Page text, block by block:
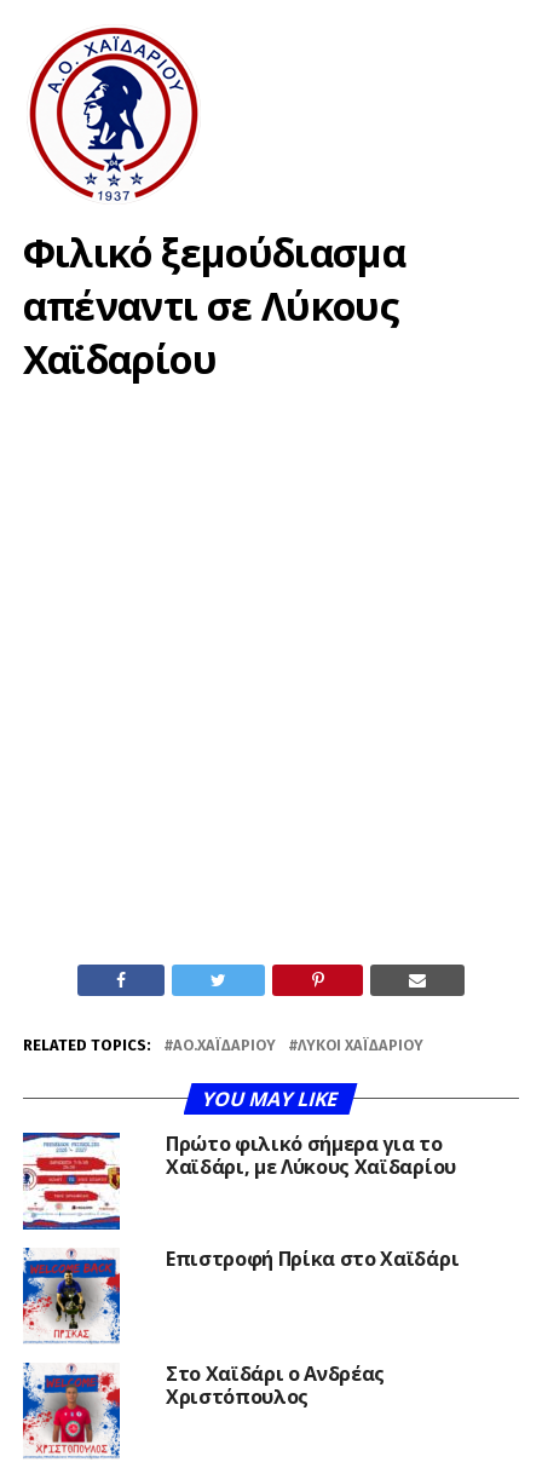
Φιλικό ξεμούδιασμα
απέναντι σε Λύκους
Χαϊδαρίου
RELATED TOPICS: ΑΟ.ΧΑΪΔΑΡΊΟΥ ΛΎΚΟΙ ΧΑΪΔΑΡΊΟΥ
YOU MAY LIKE
Πρώτο φιλικό σήμερα για το
Χαϊδάρι, με Λύκους Χαϊδαρίου
Επιστροφή Πρίκα στο Χαϊδάρι
Στο Χαϊδάρι ο Ανδρέας
Χριστόπουλος